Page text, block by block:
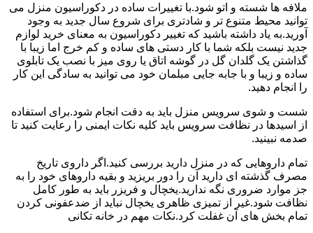
ملافه ها شسته و اتو شود.با تغییرات ساده در دکوراسیون منزل می
توانید محیط متنوع تر و شادتری برای شروع سال جدید به وجود
آورید.به یاد داشته باشید که تغییر دکوراسیون به معنای خرید لوازم
جدید نیست بلکه شما با کار دستی های ساده و کم خرج اما زیبا با
گذاشتن یک گلدان گل در گوشه اتاق یا روی میز با نصب یک تابلوی
ساده و زیبا و با جابه جایی مبلمان خود می توانید به سادگی این کار
را انجام دهید.
شست و شوی سرویس منزل باید به دقت انجام شود.برای استفاده
از اسیدها در نظافت سرویس باید کلیه نکات ایمنی را رعایت کنید تا
صدمه نبینید.
تمام داروهایی که در منزل دارید بررسی کنید.اگر داروی تاریخ
مصرف گذشته ای دارید آن را دور بریزید و بقیه داروهای خود را به
جز موارد ضروری نگه ندارید.یخچال و فریزر باید به طور کامل
نظافت شود.غیر از تمیزی ظاهری یخچال نباید از ضدعفونی کردن
تمام بخش های آن غفلت کرد.نکات مهم در خانه تکانی